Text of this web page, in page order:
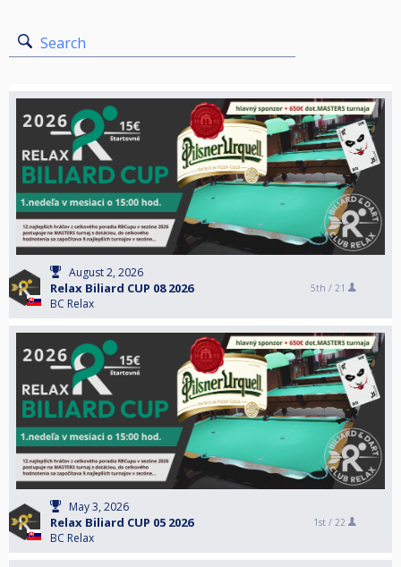
Search
August 2, 2026
Relax Biliard CUP 08 2026
BC Relax
5th / 21
May 3, 2026
Relax Biliard CUP 05 2026
BC Relax
1st / 22